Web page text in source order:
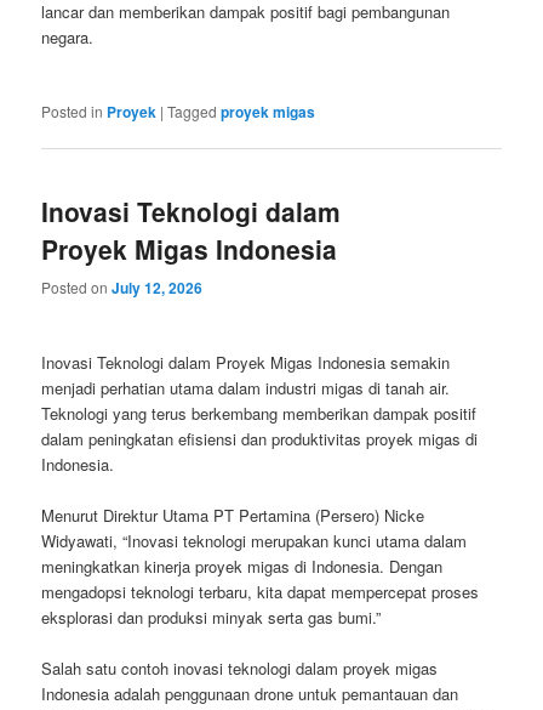
lancar dan memberikan dampak positif bagi pembangunan
negara.
Posted in Proyek |Tagged proyek migas
Inovasi Teknologi dalam
Proyek Migas Indonesia
Posted onJuly 12, 2026
Inovasi Teknologi dalam Proyek Migas Indonesia semakin
menjadi perhatian utama dalam industri migas di tanah air.
Teknologi yang terus berkembang memberikan dampak positif
dalam peningkatan efisiensi dan produktivitas proyek migas di
Indonesia.
Menurut Direktur Utama PT Pertamina (Persero) Nicke
Widyawati, “Inovasi teknologi merupakan kunci utama dalam
meningkatkan kinerja proyek migas di Indonesia. Dengan
mengadopsi teknologi terbaru, kita dapat mempercepat proses
eksplorasi dan produksi minyak serta gas bumi.”
Salah satu contoh inovasi teknologi dalam proyek migas
Indonesia adalah penggunaan drone untuk pemantauan dan